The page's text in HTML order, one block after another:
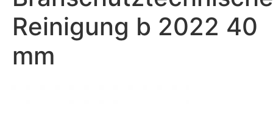
Reinigung b 2022 40
mm